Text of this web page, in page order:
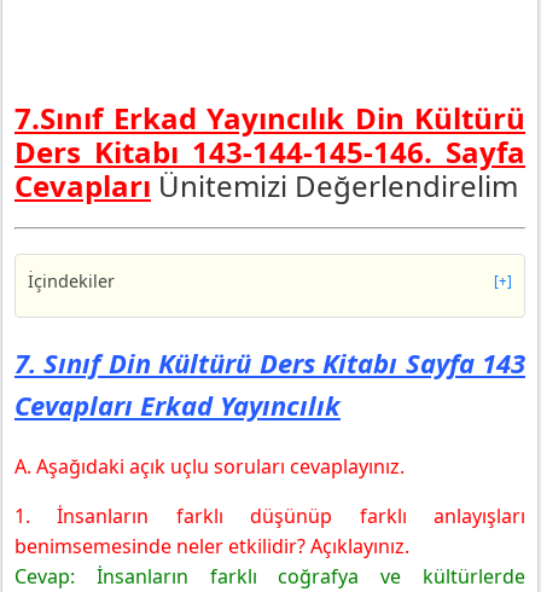
7.Sınıf Erkad Yayıncılık Din Kültürü
Ders Kitabı 143-144-145-146. Sayfa
Cevapları Ünitemizi Değerlendirelim
İçindekiler [+]
7. Sınıf Din Kültürü Ders Kitabı Sayfa 143 Cevapları
Erkad Yayıncılık
7. Sınıf Din Kültürü Ders Kitabı Sayfa 144 Cevapları
Erkad Yayıncılık
Erkad Yayıncılık
Erkad Yayıncılık
7. Sınıf Din Kültürü Ders Kitabı Sayfa 143
Cevapları Erkad Yayıncılık
A. Aşağıdaki açık uçlu soruları cevaplayınız.
1. İnsanların farklı düşünüp farklı anlayışları
benimsemesinde neler etkilidir? Açıklayınız.
Cevap: İnsanların farklı coğrafya ve kültürlerde